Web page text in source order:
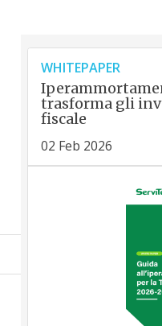
WHITEPAPER
trasforma gli
fiscale
02 Feb 2026